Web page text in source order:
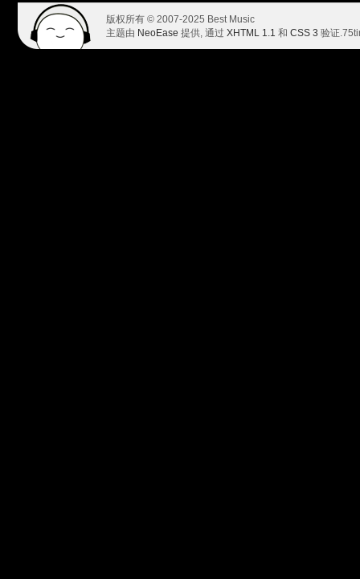
版权所有 © 2007-2025 Best Music
主题由 NeoEase 提供, 通过 XHTML 1.1 和 CSS 3 验证.